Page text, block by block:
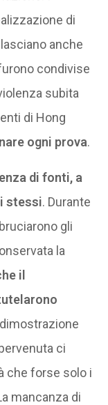
di
anche
condivise
subita
di Hong
ogni prova.
di fonti, a
stessi. Durante
gli
la
il
ci
che forse solo i
mancanza di